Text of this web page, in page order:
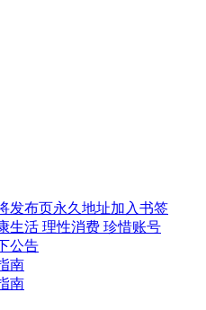
发布页永久地址加入书签
生活 理性消费 珍惜账号
公告
南
南